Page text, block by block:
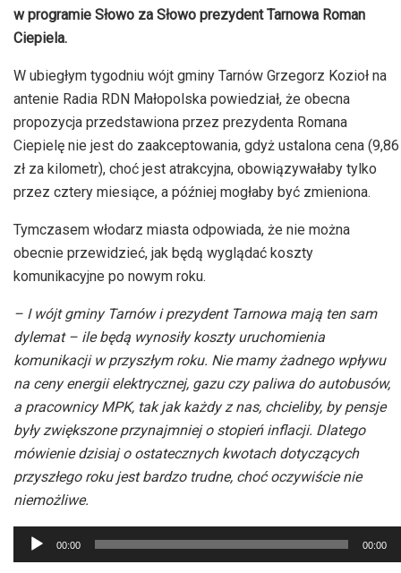
w programie Słowo za Słowo prezydent Tarnowa Roman
Ciepiela.
W ubiegłym tygodniu wójt gminy Tarnów Grzegorz Kozioł na
antenie Radia RDN Małopolska powiedział, że obecna
propozycja przedstawiona przez prezydenta Romana
Ciepielę nie jest do zaakceptowania, gdyż ustalona cena (9,86
zł za kilometr), choć jest atrakcyjna, obowiązywałaby tylko
przez cztery miesiące, a później mogłaby być zmieniona.
Tymczasem włodarz miasta odpowiada, że nie można
obecnie przewidzieć, jak będą wyglądać koszty
komunikacyjne po nowym roku.
– I wójt gminy Tarnów i prezydent Tarnowa mają ten sam
dylemat – ile będą wynosiły koszty uruchomienia
komunikacji w przyszłym roku. Nie mamy żadnego wpływu
na ceny energii elektrycznej, gazu czy paliwa do autobusów,
a pracownicy MPK, tak jak każdy z nas, chcieliby, by pensje
były zwiększone przynajmniej o stopień inflacji. Dlatego
mówienie dzisiaj o ostatecznych kwotach dotyczących
przyszłego roku jest bardzo trudne, choć oczywiście nie
niemożliwe.
Odtwarzacz
plików
00:00 00:00